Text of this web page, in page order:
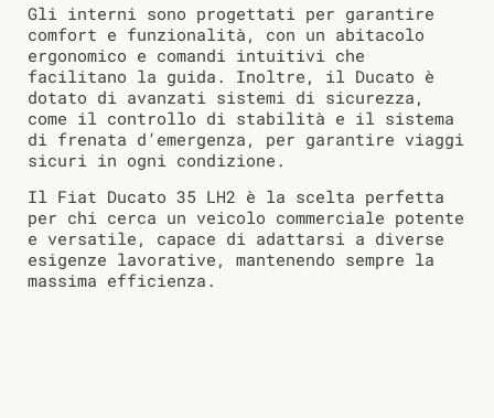
Gli interni sono progettati per garantire
comfort e funzionalità, con un abitacolo
ergonomico e comandi intuitivi che
facilitano la guida. Inoltre, il Ducato è
dotato di avanzati sistemi di sicurezza,
come il controllo di stabilità e il sistema
di frenata d’emergenza, per garantire viaggi
sicuri in ogni condizione.
Il Fiat Ducato 35 LH2 è la scelta perfetta
per chi cerca un veicolo commerciale potente
e versatile, capace di adattarsi a diverse
esigenze lavorative, mantenendo sempre la
massima efficienza.